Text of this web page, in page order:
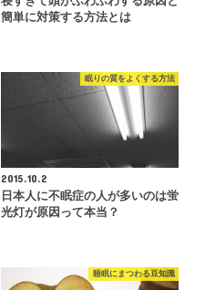
簡単に対策する方法とは
眠りの質をよくする方法
2015.10.2
日本人に不眠症の人が多いのは蛍
光灯が原因って本当？
睡眠にまつわる豆知識